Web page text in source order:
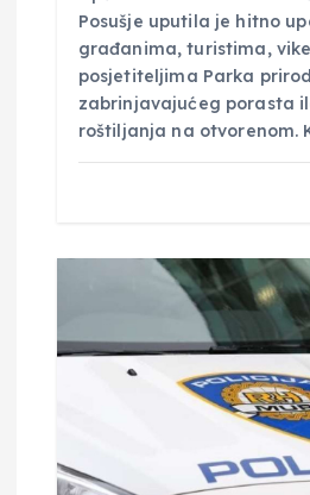
Posušje uputila je hitno
građanima, turistima,
posjetiteljima Parka
zabrinjavajućeg porasta
roštiljanja na otvorenom.